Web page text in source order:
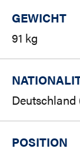
GEWICHT
91 kg
Deutschland
POSITION